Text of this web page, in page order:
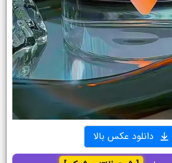
دانلود عکس بالا